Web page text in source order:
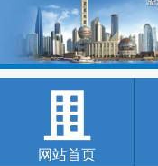
网站首页